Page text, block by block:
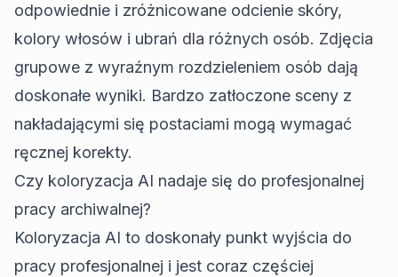
odpowiednie i zróżnicowane odcienie skóry,
kolory włosów i ubrań dla różnych osób. Zdjęcia
grupowe z wyraźnym rozdzieleniem osób dają
doskonałe wyniki. Bardzo zatłoczone sceny z
nakładającymi się postaciami mogą wymagać
ręcznej korekty.
Czy koloryzacja AI nadaje się do profesjonalnej
pracy archiwalnej?
Koloryzacja AI to doskonały punkt wyjścia do
pracy profesjonalnej i jest coraz częściej